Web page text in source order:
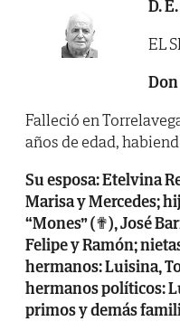
D.
EL
Falleció en
años de edad,
Su esposa: Etelvina
Marisa y Mercedes;
“Mones” (✟), José
Felipe y Ramón;
hermanos: Luisina,
hermanos políticos:
primos y demás